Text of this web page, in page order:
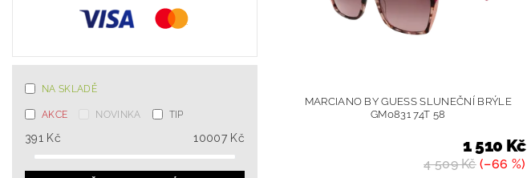
NA SKLADĚ
AKCE NOVINKA TIP
391 Kč 10007 Kč
MARCIANO BY GUESS SLUNEČNÍ BRÝLE
GM0831 74T 58
4 509 Kč(–66 %)
1 510 Kč